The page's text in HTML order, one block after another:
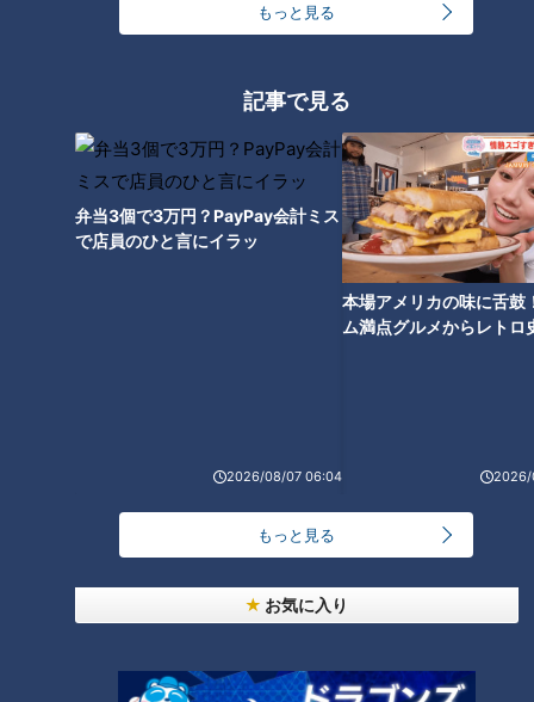
もっと見る
記事で見る
弁当3個で3万円？PayPay会計ミス
で店員のひと言にイラッ
2026/08/07 06:04
本場アメリカの味に舌鼓
ム満点グルメからレトロ
2026/
もっと見る
お気に入り
伝えたかったこと。「人生の節
週間
20代男性「この世から消えろ」と書き込んだ人物
～】キャロットフレンチロースト